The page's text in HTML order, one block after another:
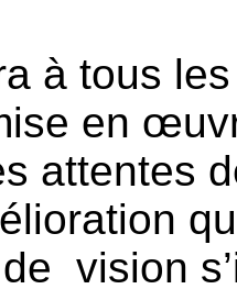
à tous
en
attentes
vision